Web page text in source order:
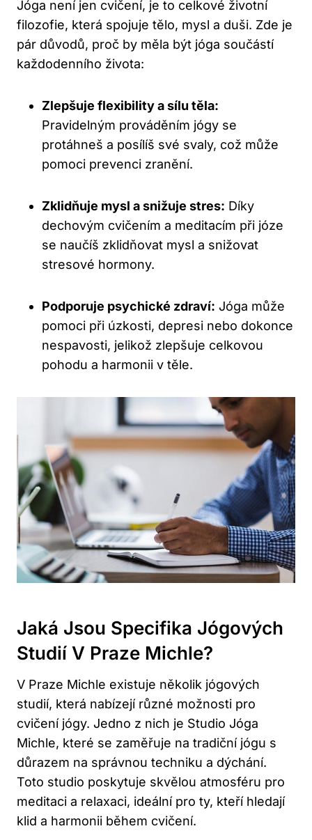
Jóga není jen cvičení, je to celkové životní
filozofie, která spojuje tělo, mysl a duši. Zde je
pár důvodů, proč by měla být jóga součástí
každodenního života:
Zlepšuje flexibility a sílu těla:
Pravidelným prováděním jógy se
protáhneš a posílíš své svaly, což může
pomoci prevenci zranění.
Zklidňuje mysl a snižuje stres: Díky
dechovým cvičením a meditacím při józe
se naučíš zklidňovat mysl a snižovat
stresové hormony.
Podporuje psychické zdraví: Jóga může
pomoci při úzkosti, depresi nebo dokonce
nespavosti, jelikož zlepšuje celkovou
pohodu a harmonii v těle.
Jaká Jsou Specifika Jógových
Studií V Praze Michle?
V Praze Michle existuje několik jógových
studií, která nabízejí různé možnosti pro
cvičení jógy. Jedno z nich je Studio Jóga
Michle, které se zaměřuje na tradiční jógu s
důrazem na správnou techniku a dýchání.
Toto studio poskytuje skvělou atmosféru pro
meditaci a relaxaci, ideální pro ty, kteří hledají
klid a harmonii během cvičení.